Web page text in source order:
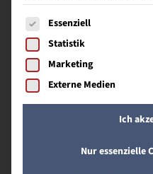
Umfeldanalyse
Werden die für das
externen
Umfeldanalyse werden
Marktes
zu nutzen und die
Es folgt eine Liste der
Essenziell
Statistik
Marketing
Externe Medien
Ich
Nur essenzielle